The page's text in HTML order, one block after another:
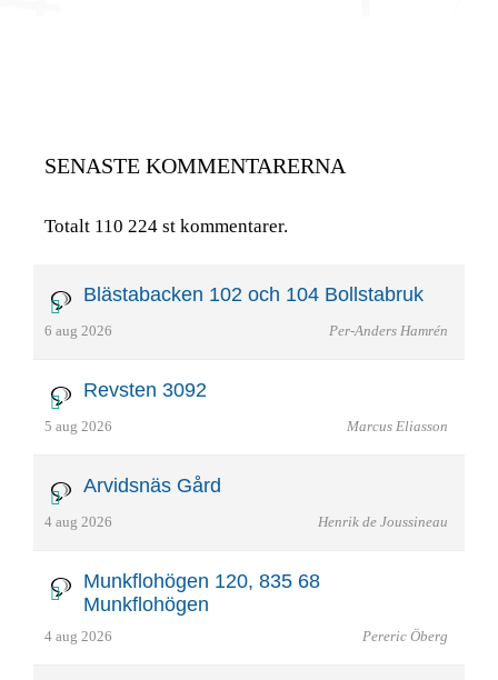
SENASTE KOMMENTARERNA
Totalt 110 224 st kommentarer.
Blästabacken 102 och 104 Bollstabruk
6 aug 2026 Per-Anders Hamrén
Revsten 3092
5 aug 2026 Marcus Eliasson
Arvidsnäs Gård
4 aug 2026 Henrik de Joussineau
Munkflohögen 120, 835 68
Munkflohögen
4 aug 2026 Pereric Öberg